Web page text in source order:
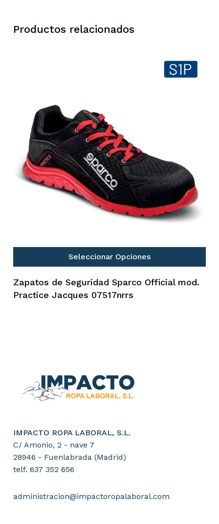
Productos relacionados
Seleccionar Opciones
Zapatos de Seguridad Sparco Official mod.
Practice Jacques 07517nrrs
IMPACTO ROPA LABORAL, S.L.
C/ Amonio, 2 - nave 7
28946 - Fuenlabrada (Madrid)
telf. 637 352 656
administracion@impactoropalaboral.com